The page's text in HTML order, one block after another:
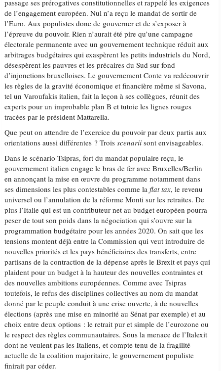
passage ses prérogatives constitutionnelles et rappelé les exigences
de l’engagement européen. Nul n’a reçu le mandat de sortir de
l’Euro. Aux populistes donc de gouverner et de s’exposer à
l’épreuve du pouvoir. Rien n’aurait été pire qu’une campagne
électorale permanente avec un gouvernement technique réduit aux
arbitrages budgétaires qui exaspèrent les petits industriels du Nord,
désespèrent les pauvres et les précaires du Sud sur fond
d’injonctions bruxelloises. Le gouvernement Conte va redécouvrir
les règles de la gravité économique et financière même si Savona,
tel un Varoufakis italien, fait la leçon à ses collègues, réunit des
experts pour un improbable plan B et tutoie les lignes rouges
tracées par le président Mattarella.
Que peut on attendre de l’exercice du pouvoir par deux partis aux
orientations aussi différentes ? Troisscenarii sont envisageables.
Dans le scénario Tsipras, fort du mandat populaire reçu, le
gouvernement italien engage le bras de fer avec Bruxelles/Berlin
en annonçant la mise en œuvre du programme notamment dans
ses dimensions les plus contestables comme laflat tax, le revenu
universel ou l’annulation de la réforme Monti sur les retraites. De
plus l’Italie qui est un contributeur net au budget européen pourra
peser de tout son poids dans la négociation qui s’ouvre sur la
programmation budgétaire pour les années 2020. On sait que les
tensions montent déjà entre la Commission qui veut introduire de
nouvelles priorités et les pays bénéficiaires des transferts, entre
partisans de la contraction de la dépense après le Brexit et pays qui
plaident pour un budget à la hauteur des nouvelles contraintes et
des nouvelles ambitions européennes. Comme avec Tsipras
toutefois, le refus des disciplines collectives au nom du mandat
donné par le peuple conduit à une crise ouverte, à de nouvelles
élections (après une mise en minorité au Sénat par exemple) et au
choix entre deux options : le retrait pur et simple de l’eurozone ou
le respect des règles communautaires. Sous la menace de l’Italexit
dont ne veulent pas les Italiens, et compte tenu de la fragilité
actuelle de la coalition majoritaire, le gouvernement populiste
finirait par céder.